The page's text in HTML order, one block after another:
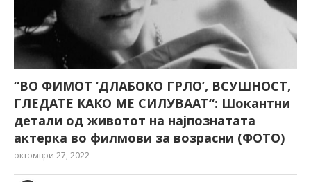
“ВО ФИМОТ ‘ДЛАБОКО ГРЛО’, ВСУШНОСТ,
ГЛЕДАТЕ КАКО МЕ СИЛУВААТ“: Шокантни
детали од животот на најпознатата
актерка во филмови за возрасни (ФОТО)
октомври 27, 2022